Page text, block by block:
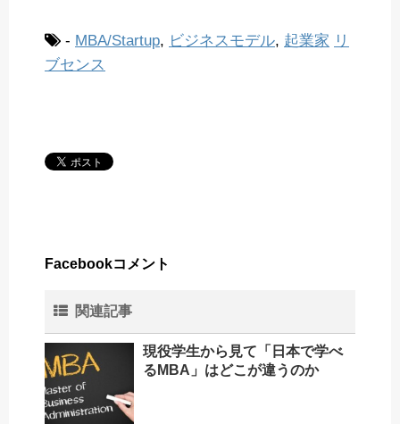
- MBA/Startup, ビジネスモデル, 起業家 リ
ブセンス
Facebookコメント
関連記事
現役学生から見て「日本で学べ
るMBA」はどこが違うのか